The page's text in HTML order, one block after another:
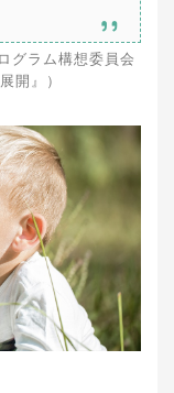
グラム構想委員会
開』）